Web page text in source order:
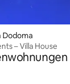
Dodoma
– Villa House